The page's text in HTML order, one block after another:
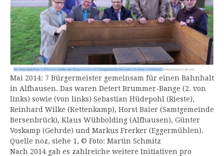
Mai 2014: 7 Bürgermeister gemeinsam für einen Bahnhalt
in Alfhausen. Das waren Detert Brummer-Bange (2. von
links) sowie (von links) Sebastian Hüdepohl (Rieste),
Reinhard Wilke (Kettenkamp), Horst Baier (Samtgemeinde
Bersenbrück), Klaus Wübbolding (Alfhausen), Günter
Voskamp (Gehrde) und Markus Frerker (Eggermühlen).
Quelle noz, siehe 1, © Foto: Martin Schmitz
Nach 2014 gab es zahlreiche weitere Initiativen pro